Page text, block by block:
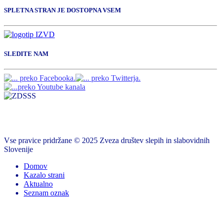
SPLETNA STRAN JE DOSTOPNA VSEM
SLEDITE NAM
Vse pravice pridržane © 2025 Zveza društev slepih in slabovidnih
Slovenije
Domov
Kazalo strani
Aktualno
Seznam oznak